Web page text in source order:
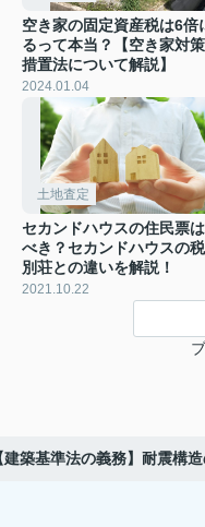
空き家の固定資産税は6倍
るって本当？【空き家対
措置法について解説】
2024.01.04
土地査定
セカンドハウスの住民票
べき？セカンドハウスの
別荘との違いを解説！
2021.10.22
建築基準法の義務】耐震構